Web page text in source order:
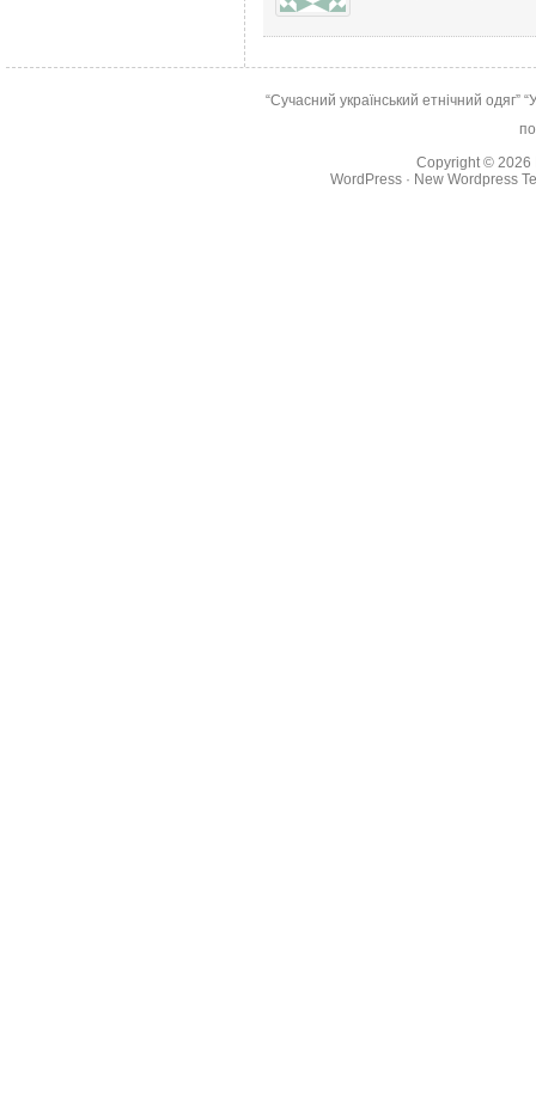
“Сучасний український етнічний одяг”
Copyright © 2026
WordPress· New Wordpress